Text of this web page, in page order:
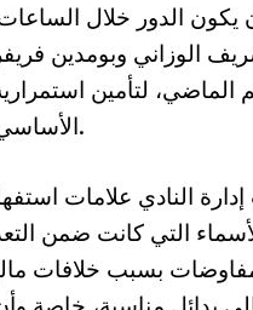
يكون الدور خلال
الوزاني وبومدين
لتأمين
الأساسي للفريق.
النادي علامات
التي كانت ضمن
بسبب خلافات